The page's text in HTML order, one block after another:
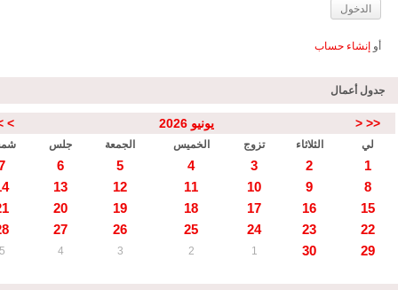
أو إنشاء حساب
جدول أعمال
<<
< يونيو 2026 >
لي الثلاثاء تزوج الخميس الجمعة جلس
1
2
3
4
5
6
7
8
9
10
11
12
13
15
16
17
18
19
20
22
23
24
25
26
27
29
30
1
2
3
4
5